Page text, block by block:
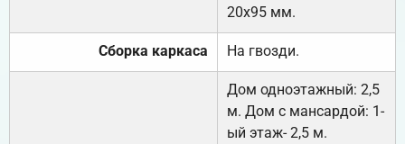
20х95 мм.
Сборка каркаса На гвозди.
Дом одноэтажный: 2,5
м. Дом с мансардой: 1-
ый этаж- 2,5 м.